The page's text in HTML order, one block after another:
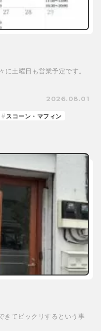
に土曜日も営業予定です。
2026.08.01
スコーン・マフィン
きてビックリするという事